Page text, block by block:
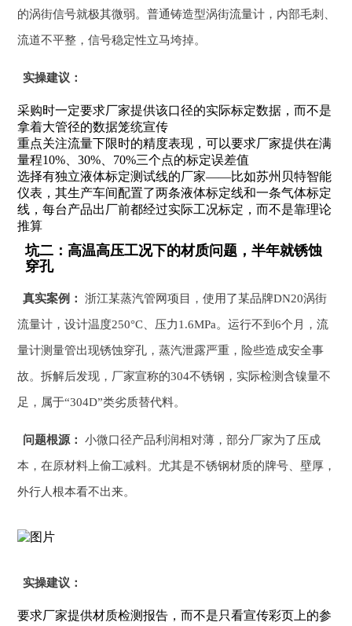
的涡街信号就极其微弱。普通铸造型涡街流量计，内部毛刺、
流道不平整，信号稳定性立马垮掉。
实操建议：
采购时一定要求厂家提供该口径的实际标定数据，而不是
拿着大管径的数据笼统宣传
重点关注流量下限时的精度表现，可以要求厂家提供在满
量程10%、30%、70%三个点的标定误差值
选择有独立液体标定测试线的厂家——比如苏州贝特智能
仪表，其生产车间配置了两条液体标定线和一条气体标定
线，每台产品出厂前都经过实际工况标定，而不是靠理论
推算
坑二：高温高压工况下的材质问题，半年就锈蚀
穿孔
真实案例： 浙江某蒸汽管网项目，使用了某品牌DN20涡街
流量计，设计温度250°C、压力1.6MPa。运行不到6个月，流
量计测量管出现锈蚀穿孔，蒸汽泄露严重，险些造成安全事
故。拆解后发现，厂家宣称的304不锈钢，实际检测含镍量不
足，属于“304D”类劣质替代料。
问题根源： 小微口径产品利润相对薄，部分厂家为了压成
本，在原材料上偷工减料。尤其是不锈钢材质的牌号、壁厚，
外行人根本看不出来。
实操建议：
要求厂家提供材质检测报告，而不是只看宣传彩页上的参